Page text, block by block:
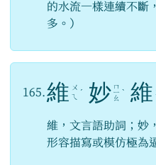
的水流一樣連續不斷
多。）
165. 維 ㄨ
ㄟ
ˊ 妙 ㄇ
ㄧ
ㄠ
ˋ 維
維，文言語助詞；妙
形容描寫或模仿極為